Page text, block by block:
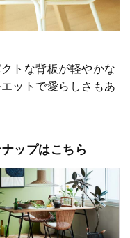
トな背板が軽やかな
ットで愛らしさもあ
ップはこちら